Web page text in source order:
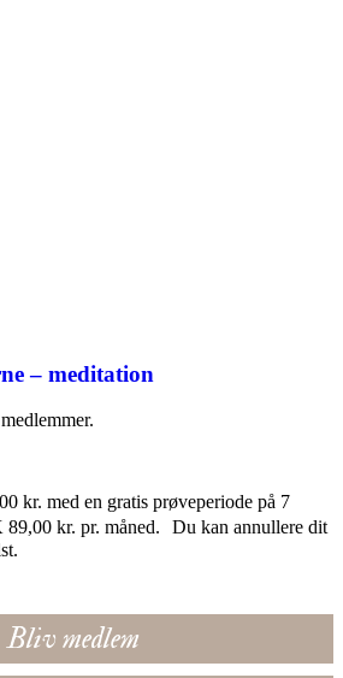
– meditation
kr. med en gratis prøveperiode på 7
kr. pr. måned. Du kan annullere dit
Bliv medlem